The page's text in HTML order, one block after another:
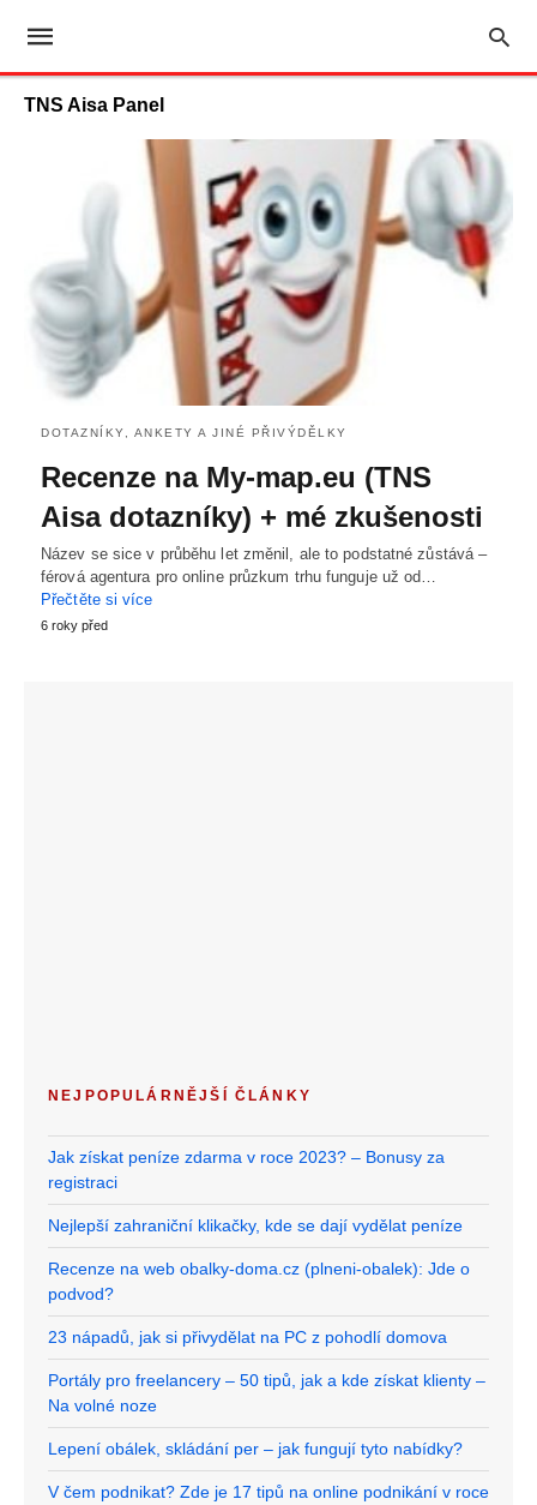
TNS Aisa Panel
DOTAZNÍKY, ANKETY A JINÉ PŘIVÝDĚLKY
Recenze na My-map.eu (TNS
Aisa dotazníky) + mé zkušenosti
Název se sice v průběhu let změnil, ale to podstatné zůstává –
férová agentura pro online průzkum trhu funguje už od…
Přečtěte si více
6 roky před
NEJPOPULÁRNĚJŠÍ ČLÁNKY
Jak získat peníze zdarma v roce 2023? – Bonusy za
registraci
Nejlepší zahraniční klikačky, kde se dají vydělat peníze
Recenze na web obalky-doma.cz (plneni-obalek): Jde o
podvod?
23 nápadů, jak si přivydělat na PC z pohodlí domova
Portály pro freelancery – 50 tipů, jak a kde získat klienty –
Na volné noze
Lepení obálek, skládání per – jak fungují tyto nabídky?
V čem podnikat? Zde je 17 tipů na online podnikání v roce